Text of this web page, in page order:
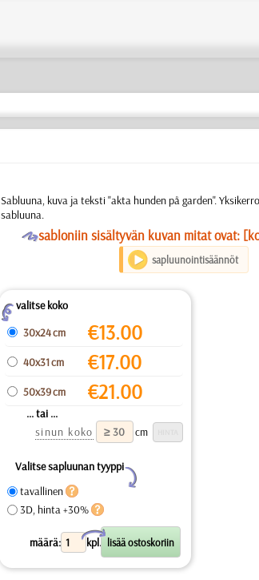
Sabluuna, kuva ja teksti "akta hunden på garden".
sabluuna.
Osabloniin sisältyvän kuvan mitat ovat:
sapluunointisäännöt
Zvalitse koko
30x24 cm
€13.00
40x31 cm €17.00
50x39 cm €21.00
... tai ...
sinun koko
cm
Valitse sapluunan tyyppi
Y
tavallinen
3D, hinta +30%
määrä: kpl.
X